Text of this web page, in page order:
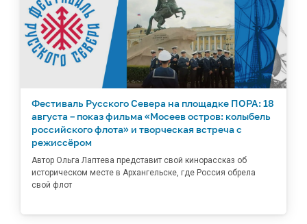
Фестиваль Русского Севера на площадке ПОРА: 18
августа – показ фильма «Мосеев остров: колыбель
российского флота» и творческая встреча с
режиссёром
Автор Ольга Лаптева представит свой кинорассказ об
историческом месте в Архангельске, где Россия обрела
свой флот